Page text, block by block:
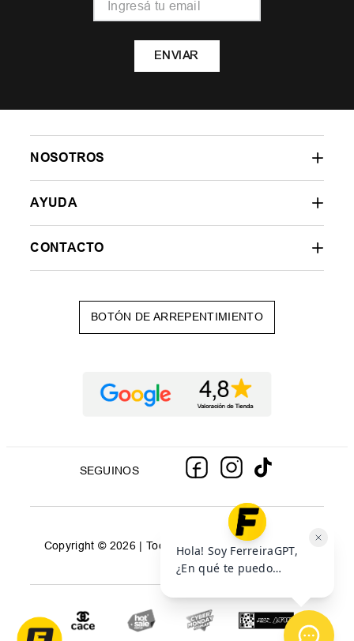
ENVIAR
NOSOTROS
AYUDA
CONTACTO
BOTÓN DE ARREPENTIMIENTO
SEGUINOS
Copyright © 2026 | Todos los derechos reservados